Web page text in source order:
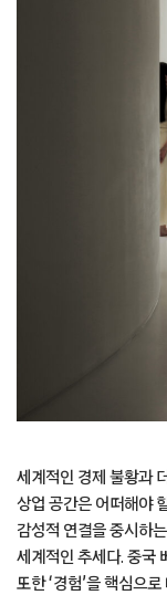
세계적인 경제 불황과
상업 공간은 어떠해야
감성적 연결을 중시하
세계적인 추세다. 중국
또한 ‘경험’을 핵심으